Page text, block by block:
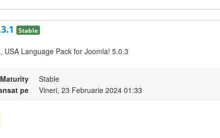
Stable
USA Language Pack for Joomla! 5.0.3
Maturity
Stable
pe
Vineri, 23 Februarie 2024 01:33